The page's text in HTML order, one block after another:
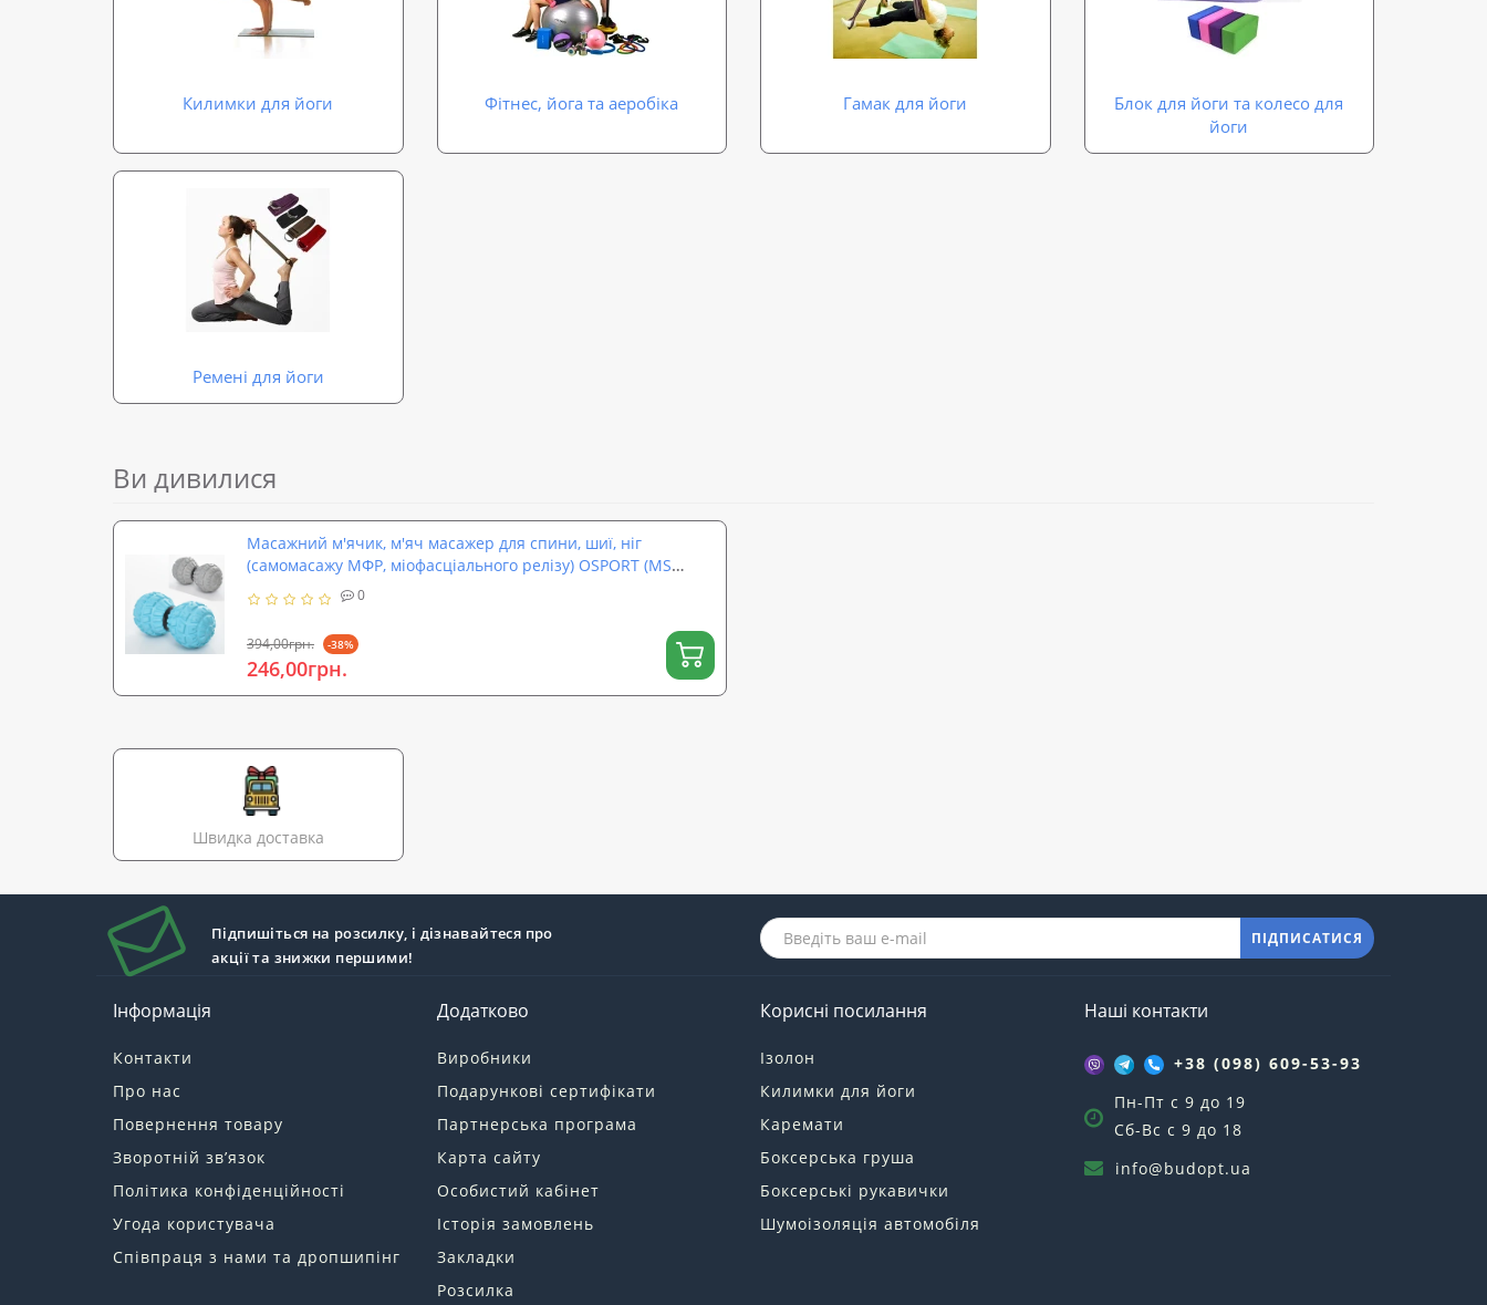
Килимки для йоги Фітнес, йога та аеробіка Гамак для йоги
Блок для йоги та колесо для
йоги
Ремені для йоги
Ви дивилися
Масажний м'ячик, м'яч масажер для спини, шиї, ніг
(самомасажу МФР, міофасціального релізу) OSPORT (MS
0
394,00грн. -38%
246,00грн.
Швидка доставка
Підпишіться на розсилку, і дізнавайтеся про
акції та знижки першими!
ПІДПИСАТИСЯ
Інформація
Контакти
Про нас
Повернення товару
Зворотній зв’язок
Політика конфіденційності
Угода користувача
Співпраця з нами та дропшипінг
Додатково
Виробники
Подарункові сертифікати
Партнерська програма
Карта сайту
Особистий кабінет
Історія замовлень
Закладки
Розсилка
Корисні посилання
Ізолон
Килимки для йоги
Каремати
Боксерська груша
Боксерські рукавички
Шумоізоляція автомобіля
Наші контакти
+38 (098) 609-53-93
Пн-Пт с 9 до 19
Сб-Вс с 9 до 18
info@budopt.ua